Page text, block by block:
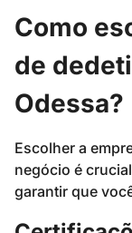
Como
de
Odessa?
Escolher a
negócio é
garantir que